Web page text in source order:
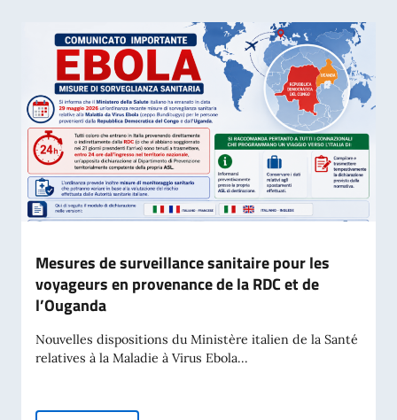
Mesures de surveillance sanitaire pour les
voyageurs en provenance de la RDC et de
l’Ouganda
Nouvelles dispositions du Ministère italien de la Santé
relatives à la Maladie à Virus Ebola...